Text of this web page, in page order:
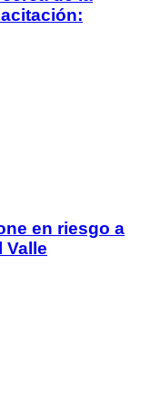
en riesgo a
Valle